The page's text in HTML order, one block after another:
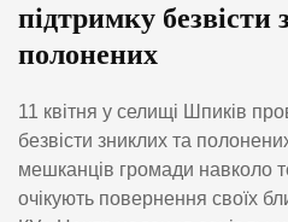
підтримку безвісти
полонених
11 квітня у селищі Шпиків
безвісти зниклих та
мешканців громади навколо
очікують повернення своїх